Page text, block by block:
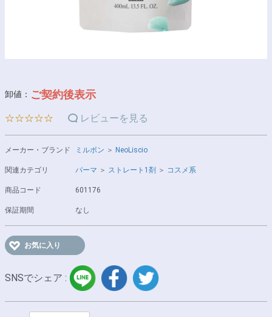
卸値： ご契約後表示
☆☆☆☆☆ レビューを見る
メーカー・ブランド ミルボン ＞ NeoLiscio
関連カテゴリ パーマ ＞ ストレート1剤 ＞ コスメ系
商品コード 601176
保証期間 なし
お気に入り
SNSでシェア :
LINE facebook